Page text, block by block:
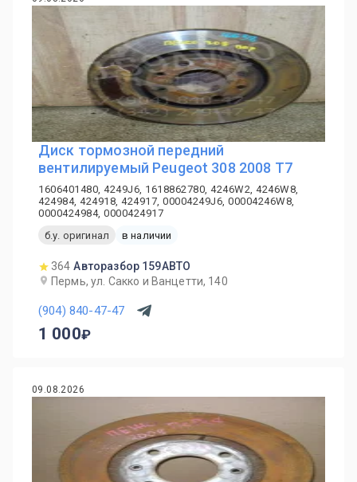
Диск тормозной передний
вентилируемый Peugeot 308 2008 T7
1606401480, 4249J6, 1618862780, 4246W2, 4246W8,
424984, 424918, 424917, 00004249J6, 00004246W8,
0000424984, 0000424917
б.у. оригинал
в наличии
364 Авторазбор 159АВТО
Пермь, ул. Сакко и Ванцетти, 140
(904) 840-47-47
1 000
09.08.2026